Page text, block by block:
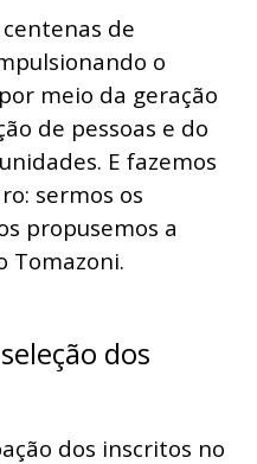
de
o
meio da geração
de pessoas e do
E fazemos
sermos os
propusemos a
Tomazoni.
dos
dos inscritos no